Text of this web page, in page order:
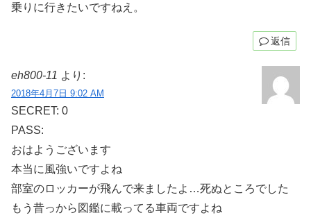
乗りに行きたいですねえ。
返信
eh800-11 より:
2018年4月7日 9:02 AM
SECRET: 0
PASS:
おはようございます
本当に風強いですよね
部室のロッカーが飛んで来ましたよ…死ぬところでした
もう昔っから図鑑に載ってる車両ですよね